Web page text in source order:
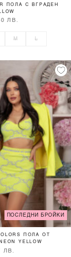
ПОЛА С ВГРАДЕН
ЛВ.
M L
ПОСЛЕДНИ БРОЙКИ
ПОЛА ОТ
YELLOW
ЛВ.